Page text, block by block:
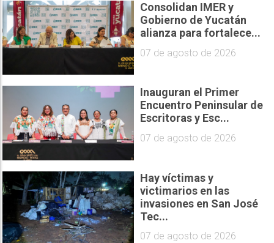
Consolidan IMER y
Gobierno de Yucatán
alianza para fortalece...
07 de agosto de 2026
Inauguran el Primer
Encuentro Peninsular de
Escritoras y Esc...
07 de agosto de 2026
Hay víctimas y
victimarios en las
invasiones en San José
Tec...
07 de agosto de 2026